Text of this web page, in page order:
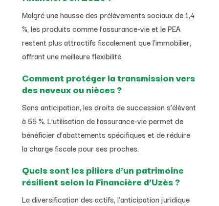
Malgré une hausse des prélèvements sociaux de 1,4
%, les produits comme l’assurance-vie et le PEA
restent plus attractifs fiscalement que l’immobilier,
offrant une meilleure flexibilité.
Comment protéger la transmission vers
des neveux ou nièces ?
Sans anticipation, les droits de succession s’élèvent
à 55 %. L’utilisation de l’assurance-vie permet de
bénéficier d’abattements spécifiques et de réduire
la charge fiscale pour ses proches.
Quels sont les piliers d’un patrimoine
résilient selon la Financière d’Uzès ?
La diversification des actifs, l’anticipation juridique